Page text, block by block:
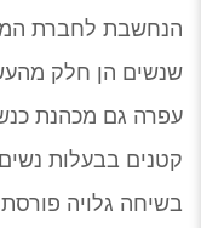
הנחשבת לחברת
שנשים הן חלק
עפרה גם מכהנת
קטנים בבעלות
בשיחה גלויה